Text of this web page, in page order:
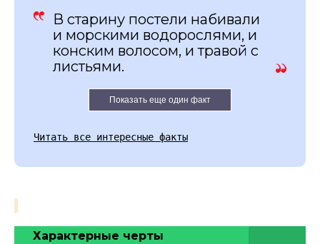
В старину постели набивали
и морскими водорослями, и
конским волосом, и травой с
листьями.
Показать еще один факт
Читать все интересные факты
Характерные черты